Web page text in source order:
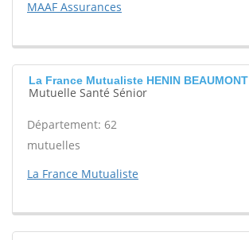
MAAF Assurances
La France Mutualiste HENIN BEAUMONT
Mutuelle Santé Sénior
Département: 62
mutuelles
La France Mutualiste